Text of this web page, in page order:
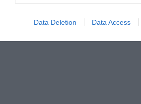
Data Deletion Data Access